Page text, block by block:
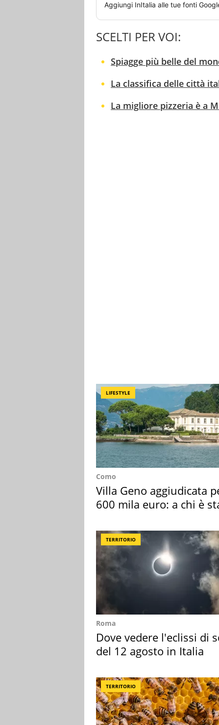
Aggiungi InItalia alle tue fonti
SCELTI PER VOI:
Spiagge più belle del
La classifica delle città
La migliore pizzeria è a
LIFESTYLE
Como
Villa Geno aggiudicata
600 mila euro: a chi è
TERRITORIO
Roma
Dove vedere l'eclissi di
del 12 agosto in Italia
TERRITORIO